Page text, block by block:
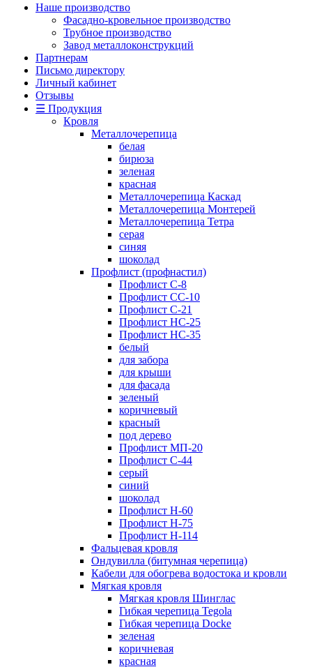
Наше производство
Фасадно-кровельное производство
Трубное производство
Завод металлоконструкций
Партнерам
Письмо директору
Личный кабинет
Отзывы
☰ Продукция
Кровля
Металлочерепица
белая
бирюза
зеленая
красная
Металлочерепица Каскад
Металлочерепица Монтерей
Металлочерепица Тетра
серая
синяя
шоколад
Профлист (профнастил)
Профлист С-8
Профлист СС-10
Профлист C-21
Профлист НС-25
Профлист НС-35
белый
для забора
для крыши
для фасада
зеленый
коричневый
красный
под дерево
Профлист МП-20
Профлист С-44
серый
синий
шоколад
Профлист Н-60
Профлист Н-75
Профлист H-114
Фальцевая кровля
Ондувилла (битумная черепица)
Кабели для обогрева водостока и кровли
Мягкая кровля
Мягкая кровля Шинглас
Гибкая черепица Tegola
Гибкая черепица Docke
зеленая
коричневая
красная